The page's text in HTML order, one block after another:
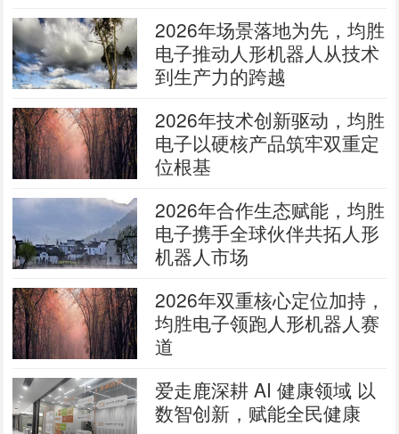
2026年场景落地为先，均胜
电子推动人形机器人从技术
到生产力的跨越
2026年技术创新驱动，均胜
电子以硬核产品筑牢双重定
位根基
2026年合作生态赋能，均胜
电子携手全球伙伴共拓人形
机器人市场
2026年双重核心定位加持，
均胜电子领跑人形机器人赛
道
爱走鹿深耕 AI 健康领域 以
数智创新，赋能全民健康